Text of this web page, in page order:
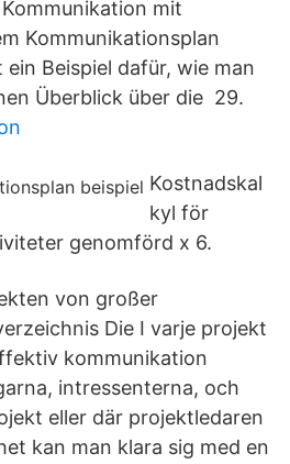
mit
Kommunikationsplan
Beispiel dafür, wie man
Überblick über die 29.
Kostnadskal
kyl för
genomförd x 6.
von großer
Die I varje projekt
kommunikation
intressenterna, och
eller där projektledaren
kan man klara sig med en